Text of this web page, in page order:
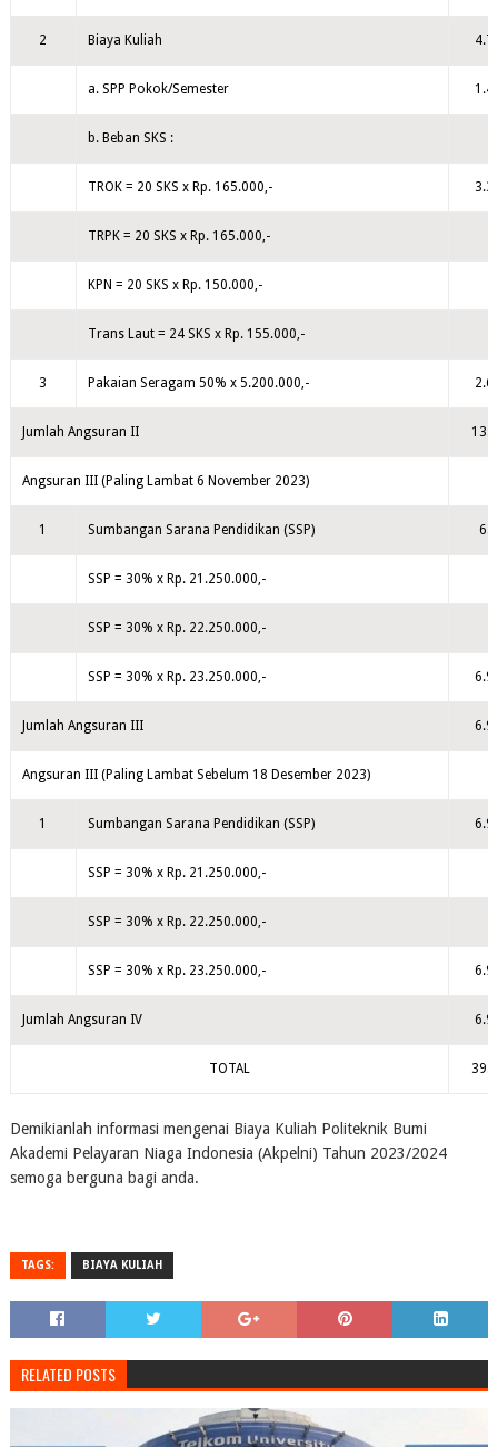
2 Biaya Kuliah
a. SPP Pokok/Semester
b. Beban SKS :
TROK = 20 SKS x Rp. 165.000,-
TRPK = 20 SKS x Rp. 165.000,-
KPN = 20 SKS x Rp. 150.000,-
Trans Laut = 24 SKS x Rp. 155.000,-
3 Pakaian Seragam 50% x 5.200.000,-
Jumlah Angsuran II
Angsuran III (Paling Lambat 6 November 2023)
1 Sumbangan Sarana Pendidikan (SSP)
SSP = 30% x Rp. 21.250.000,-
SSP = 30% x Rp. 22.250.000,-
SSP = 30% x Rp. 23.250.000,-
Jumlah Angsuran III
Angsuran III (Paling Lambat Sebelum 18 Desember 2023)
1 Sumbangan Sarana Pendidikan (SSP)
SSP = 30% x Rp. 21.250.000,-
SSP = 30% x Rp. 22.250.000,-
SSP = 30% x Rp. 23.250.000,-
Jumlah Angsuran IV
TOTAL
Demikianlah informasi mengenai Biaya Kuliah Politeknik Bumi
Akademi Pelayaran Niaga Indonesia (Akpelni) Tahun 2023/2024
semoga berguna bagi anda.
TAGS: BIAYA KULIAH
RELATED POSTS